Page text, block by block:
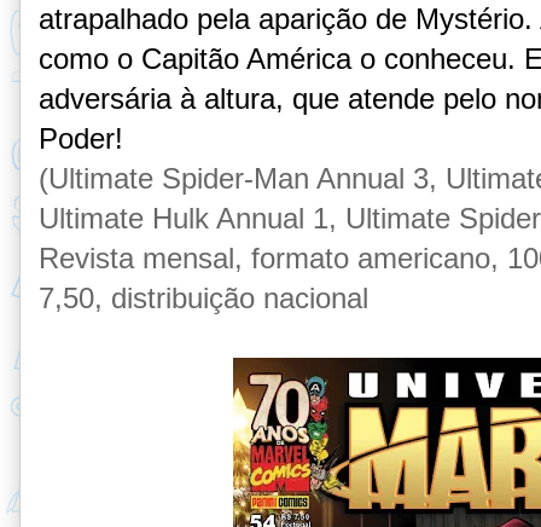
atrapalhado pela aparição de
como o Capitão América o conheceu.
adversária à altura, que atende pelo
Poder!
(Ultimate Spider-Man Annual 3,
Ultimate Hulk Annual 1, Ultimate
Revista mensal, formato americano,
7,50, distribuição nacional